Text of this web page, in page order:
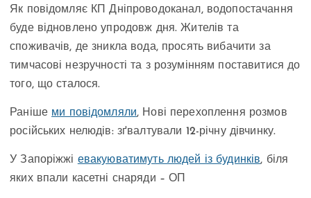
Як повідомляє КП Дніпроводоканал, водопостачання
буде відновлено упродовж дня. Жителів та
споживачів, де зникла вода, просять вибачити за
тимчасові незручності та з розумінням поставитися до
того, що сталося.
Раніше ми повідомляли, Нові перехоплення розмов
російських нелюдів: зґвалтували 12-річну дівчинку.
У Запоріжжі евакуюватимуть людей із будинків, біля
яких впали касетні снаряди – ОП